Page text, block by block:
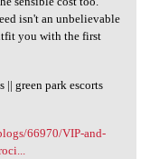
isn't an unbelievable
you with the first
|| green park escorts
66970/VIP-and-